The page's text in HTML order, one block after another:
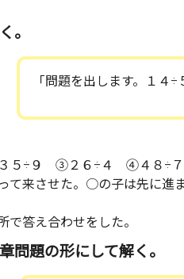
。
「問題を出します。１４÷
５÷９ ③２６÷４ ④４８÷７
て来させた。○の子は先に進
で答え合わせをした。
問題の形にして解く。